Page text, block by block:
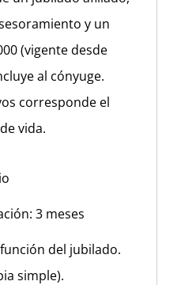
y un
(vigente desde
al cónyuge.
corresponde el
vida.
3 meses
del jubilado.
simple).